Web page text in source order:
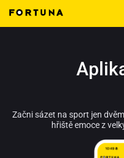
Začni sázet na sport jen
hřiště emoce z